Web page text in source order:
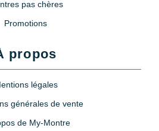
pas chères
Promotions
propos
légales
générales de vente
de My-Montre